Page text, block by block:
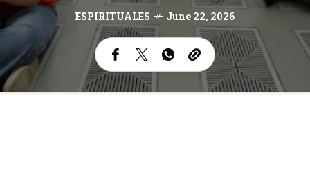
ESPIRITUALES June 22, 2026